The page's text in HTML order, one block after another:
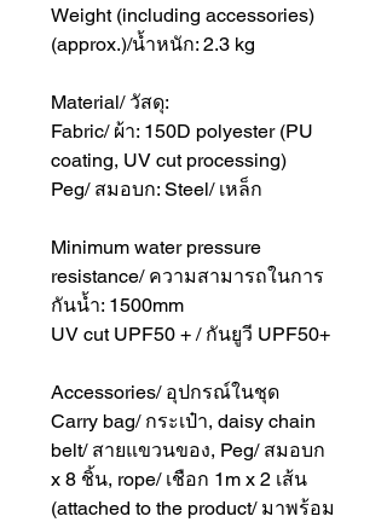
Weight (including accessories)
(approx.)/น้ำหนัก: 2.3 kg
Material/ วัสดุ:
Fabric/ ผ้า: 150D polyester (PU
coating, UV cut processing)
Peg/ สมอบก: Steel/ เหล็ก
Minimum water pressure
resistance/ ความสามารถในการ
กันน้ำ: 1500mm
UV cut UPF50 + / กันยูวี UPF50+
Accessories/ อุปกรณ์ในชุด
Carry bag/ กระเป๋า, daisy chain
belt/ สายแขวนของ, Peg/ สมอบก
x 8 ชิ้น, rope/ เชือก 1m x 2 เส้น
(attached to the product/ มาพร้อม